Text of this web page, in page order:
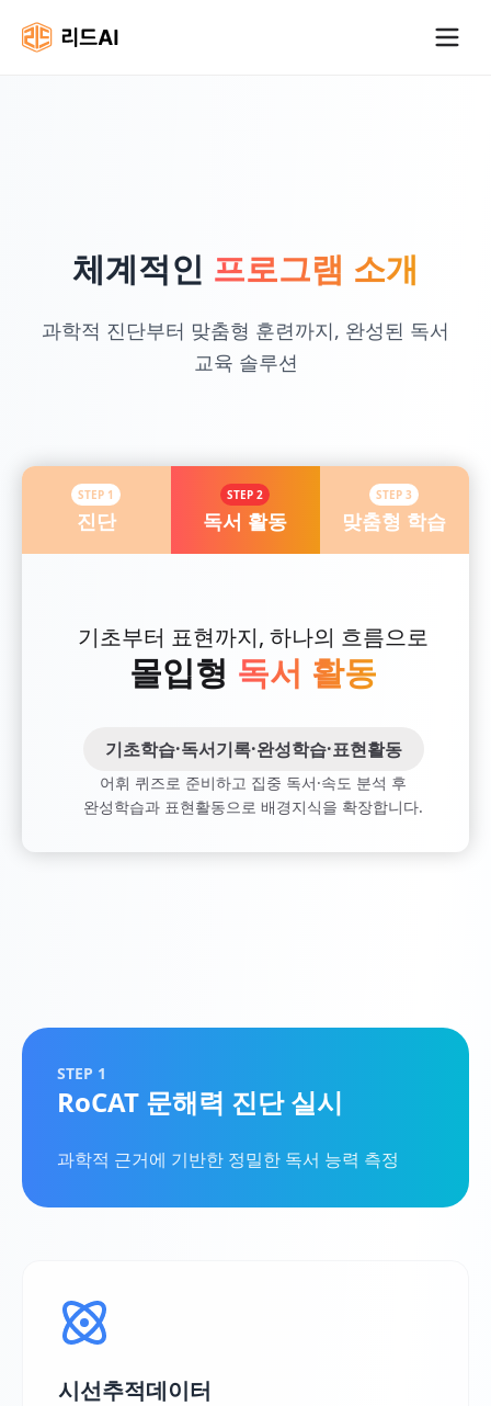
체계적인 프로그램 소개
과학적 진단부터 맞춤형 훈련까지, 완성된 독서
교육 솔루션
STEP 1
진단
STEP2
독서 활동
STEP3
맞춤형 학습
기초부터 표현까지, 하나의 흐름으로
몰입형 독서 활동
기초학습·독서기록·완성학습·표현활동
어휘 퀴즈로 준비하고 집중 독서·속도 분석 후
완성학습과 표현활동으로 배경지식을 확장합니다.
STEP 1
RoCAT 문해력 진단 실시
과학적 근거에 기반한 정밀한 독서 능력 측정
시선추적데이터